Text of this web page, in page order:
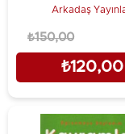
Arkadaş
₺120,00
₺150,00